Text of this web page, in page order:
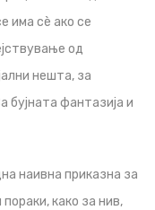
има сѐ ако се
од
нешта, за
фантазија и
наивна приказна за
како за нив,